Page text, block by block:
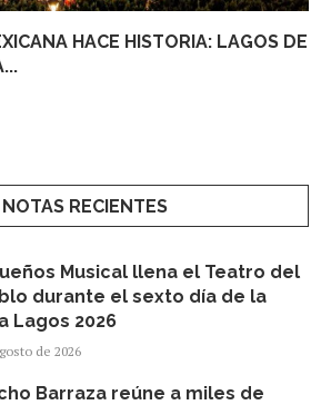
HACE HISTORIA: LAGOS DE
NOTAS RECIENTES
Musical llena el Teatro del
durante el sexto día de la
Lagos 2026
de 2026
Barraza reúne a miles de